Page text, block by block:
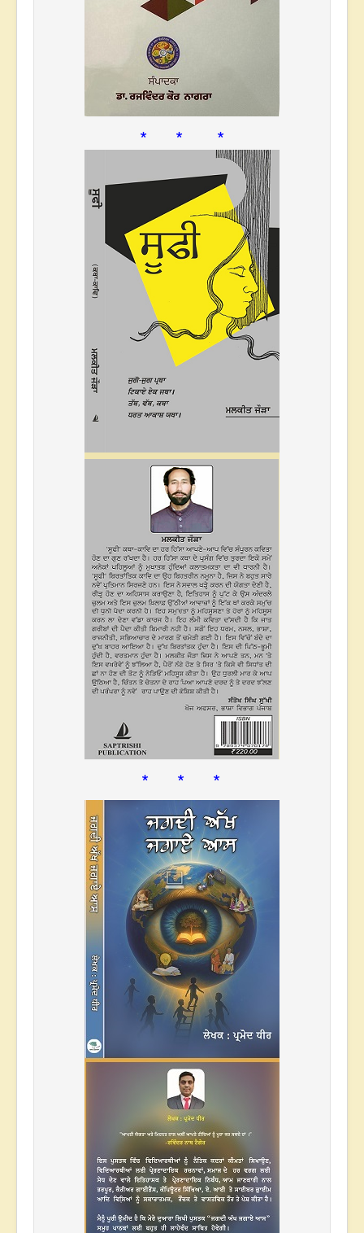
* * *
* * *